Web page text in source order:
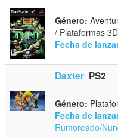
Género:
/ Plataformas 3D
Fecha de
Daxter PS2
Género:
Fecha de
Rumoreado/